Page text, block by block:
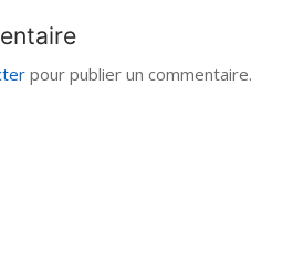
pour publier un commentaire.